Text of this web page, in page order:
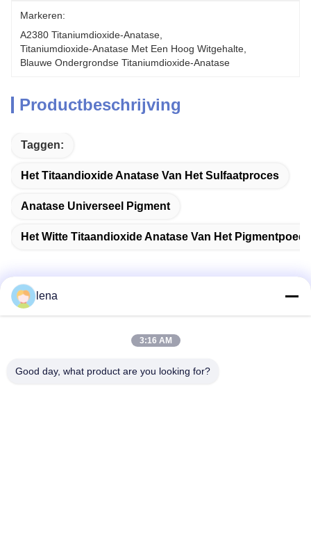
Markeren:
A2380 Titaniumdioxide-Anatase
Titaniumdioxide-Anatase Met Een Hoog Witgehalte
Blauwe Ondergrondse Titaniumdioxide-Anatase
Productbeschrijving
Taggen:
Het Titaandioxide Anatase Van Het Sulfaatproces
Anatase Universeel Pigment
Het Witte Titaandioxide Anatase Van Het
1st Verdieping, No.40, No.69, de Middenstraat van
lena
3:16 AM
Good day, what product are you looking for?